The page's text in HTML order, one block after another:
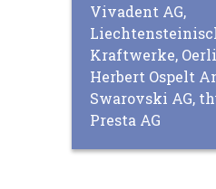
Vivadent AG,
Kraftwerke,
Herbert Ospelt
Swarovski AG,
Presta AG